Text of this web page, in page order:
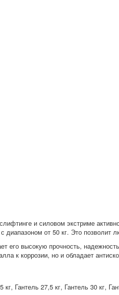
и силовом экстриме
диапазоном от 50 кг. Это позволит
его высокую прочность,
к коррозии, но и обладает
кг, Гантель 27,5 кг, Гантель 30 кг,